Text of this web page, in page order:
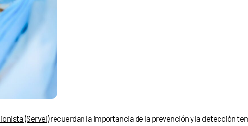
(Servei)recuerdan la importancia de la prevención y la detección